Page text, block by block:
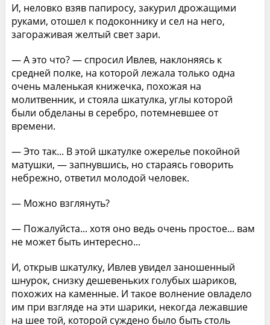
И, неловко взяв папиросу, закурил дрожащими
руками, отошел к подоконнику и сел на него,
загораживая желтый свет зари.
— А это что? — спросил Ивлев, наклоняясь к
средней полке, на которой лежала только одна
очень маленькая книжечка, похожая на
молитвенник, и стояла шкатулка, углы которой
были обделаны в серебро, потемневшее от
времени.
— Это так... В этой шкатулке ожерелье покойной
матушки, — запнувшись, но стараясь говорить
небрежно, ответил молодой человек.
— Можно взглянуть?
— Пожалуйста... хотя оно ведь очень простое... вам
не может быть интересно...
И, открыв шкатулку, Ивлев увидел заношенный
шнурок, снизку дешевеньких голубых шариков,
похожих на каменные. И такое волнение овладело
им при взгляде на эти шарики, некогда лежавшие
на шее той, которой суждено было быть столь